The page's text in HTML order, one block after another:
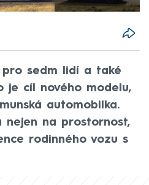
pro sedm lidí a také
je cíl nového modelu,
automobilka.
nejen na prostornost,
rodinného vozu s